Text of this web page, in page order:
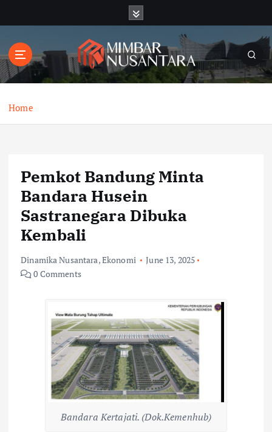
t
o
Home
Pemkot Bandung Minta
Bandara Husein
Sastranegara Dibuka
Kembali
Dinamika Nusantara,Ekonomi
June 13, 2025
0 Comments
Bandara Kertajati. (Dok.Kemenhub)